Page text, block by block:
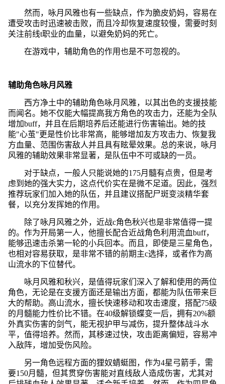
然而，咏月风雅也有一些缺点，作为脆皮奶妈，容易在
遭受攻击时迅速被击败，而且冷却恢复速度较慢，需要时刻
关注前线t职业的血量，以避免奶妈的死亡。
在游戏中，辅助角色的作用也是不可忽视的。
辅助角色咏月风雅
西方净土中的辅助角色咏月风雅，以其出色的支援技能
而闻名。她不仅能大幅提高我方角色的攻击力，还能为全队
增加buff，并且在后期培养后还能进行伤害输出。她的技
能"心茧"更是性价比非常高，能够增加友方攻击力、恢复我
方血量、范围伤害敌人并且具有眩晕效果。总的来说，咏月
风雅的辅助效果非常显著，是队伍中不可或缺的一员。
对于缺点，一般人只能说她的175月髓有点贵，但是考
虑到她的强大实力，这点代价实在是微不足道。因此，强烈
推荐玩家们加入她的队伍，并且建议搭配尸斑变淡精华套
餐，以充分发挥她的作用。
除了咏月风雅之外，近战c角色秋兴也是非常值得一提
的。作为开局第一人，他擅长配合近战角色利用流血buff，
能够迅速击杀第一轮的小兵回本。而且，即使是三星角色，
也相对容易获取，是非常不错的前期主c选择，或者作为高
山流水的下位替代。
咏月风雅和秋兴，是值得玩家们深入了解和使用的两位
角色，无论是在支援方面还是输出方面，都能为队伍带来巨
大的帮助。高山流水，擅长快速移动和攻击速度，搭配75级
的月髓能力性价比不错。在40级解锁蝶变一后，拥有20%额
外真实伤害的剑气，能无视护甲与减伤，提升整体战斗水
平，值得培养。然而，其移速过快，攻击距离偏短，容易冲
入敌阵，增加受伤风险。
另一角色远程方面的狸奴蜻蜓图，作为4星弓箭手，需
要150月髓，但其贯穿伤害能对直线敌人造成伤害，尤其对